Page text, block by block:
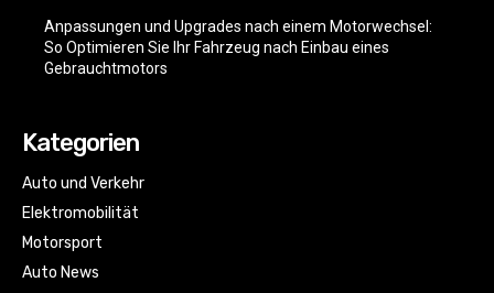
Anpassungen und Upgrades nach einem Motorwechsel:
So Optimieren Sie Ihr Fahrzeug nach Einbau eines
Gebrauchtmotors
Kategorien
Auto und Verkehr
Elektromobilität
Motorsport
Auto News